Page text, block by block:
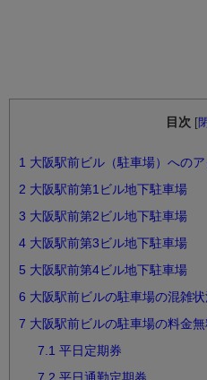
目次 [
1 大阪駅前ビル（駐車場）への
2 大阪駅前第1ビル地下駐車場
3 大阪駅前第2ビル地下駐車場
4 大阪駅前第3ビル地下駐車場
5 大阪駅前第4ビル地下駐車場
6 大阪駅前ビルの駐車場の混雑状
7 大阪駅前ビルの駐車場の料金
7.1 平日定期券
7.2 平日通勤定期券